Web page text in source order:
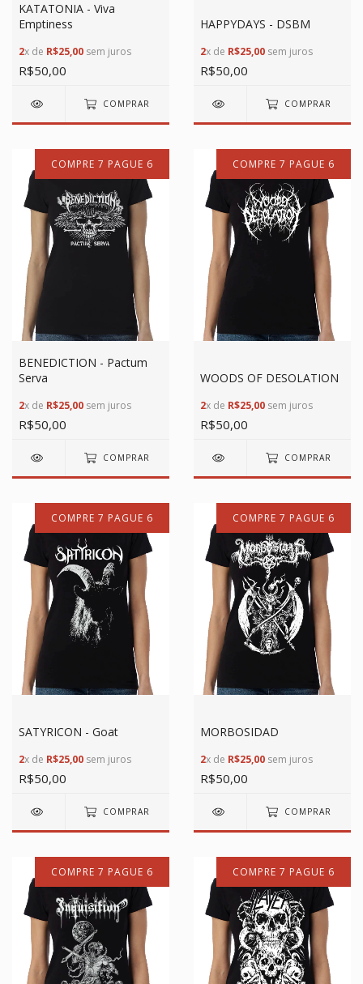
KATATONIA - Viva
Emptiness
2x de R$25,00 sem juros
R$50,00
COMPRAR
HAPPYDAYS - DSBM
2x de R$25,00 sem juros
R$50,00
COMPRAR
COMPRE 7 PAGUE 6
BENEDICTION - Pactum
Serva
2x de R$25,00 sem juros
R$50,00
COMPRAR
COMPRE 7 PAGUE 6
WOODS OF DESOLATION
2x de R$25,00 sem juros
R$50,00
COMPRAR
COMPRE 7 PAGUE 6
SATYRICON - Goat
2x de R$25,00 sem juros
R$50,00
COMPRAR
COMPRE 7 PAGUE 6
MORBOSIDAD
2x de R$25,00 sem juros
R$50,00
COMPRAR
COMPRE 7 PAGUE 6 COMPRE 7 PAGUE 6